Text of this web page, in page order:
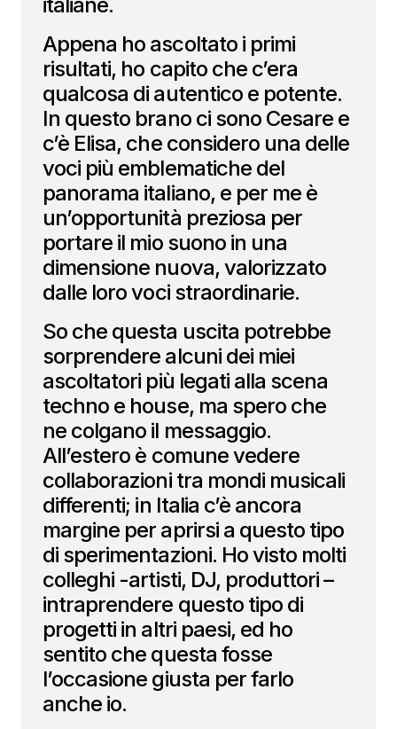
Appena ho ascoltato i primi
risultati, ho capito che c’era
qualcosa di autentico e potente.
In questo brano ci sono Cesare e
c’è Elisa, che considero una delle
voci più emblematiche del
panorama italiano, e per me è
un’opportunità preziosa per
portare il mio suono in una
dimensione nuova, valorizzato
dalle loro voci straordinarie.
So che questa uscita potrebbe
sorprendere alcuni dei miei
ascoltatori più legati alla scena
techno e house, ma spero che
ne colgano il messaggio.
All’estero è comune vedere
collaborazioni tra mondi musicali
differenti; in Italia c’è ancora
margine per aprirsi a questo tipo
di sperimentazioni. Ho visto molti
colleghi -artisti, DJ, produttori –
intraprendere questo tipo di
progetti in altri paesi, ed ho
sentito che questa fosse
l’occasione giusta per farlo
anche io.